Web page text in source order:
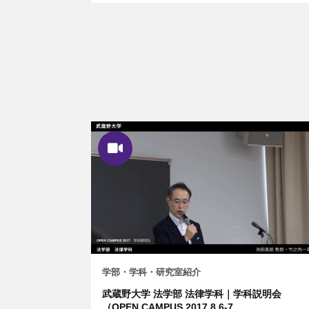
学部・学科・研究室紹介
武蔵野大学 法学部 法律学科｜学科説明会